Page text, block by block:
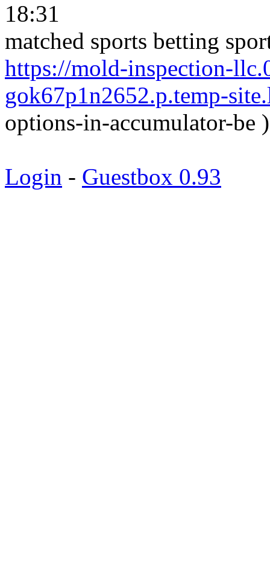
18:31
matched sports betting
https://mold-inspection-
gok67p1n2652.p.temp-
options-in-accumulator-be
Login - Guestbox 0.93